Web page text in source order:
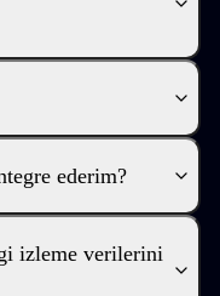
ederim?
izleme verilerini